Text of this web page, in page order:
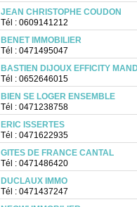
JEAN CHRISTOPHE COUDON
Tél : 0609141212
BENET IMMOBILIER
Tél : 0471495047
BASTIEN DIJOUX EFFICITY
Tél : 0652646015
BIEN SE LOGER ENSEMBLE
Tél : 0471238758
ERIC ISSERTES
Tél : 0471622935
GITES DE FRANCE CANTAL
Tél : 0471486420
DUCLAUX IMMO
Tél : 0471437247